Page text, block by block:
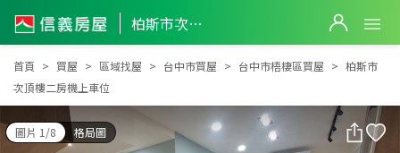
柏斯市次頂樓二房機上車位
柏斯市次頂樓二房機上車位
首頁 買屋 區域找屋 台中市買屋 台中市梧棲區買屋
柏斯市
次頂樓二房機上車位
圖片 1/8 格局圖